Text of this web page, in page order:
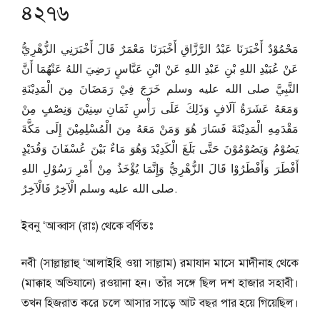
৪২৭৬
مَحْمُوْدٌ أَخْبَرَنَا عَبْدُ الرَّزَّاقِ أَخْبَرَنَا مَعْمَرٌ قَالَ أَخْبَرَنِي الزُّهْرِيُّ
عَنْ عُبَيْدِ اللهِ بْنِ عَبْدِ اللهِ عَنْ ابْنِ عَبَّاسٍ رَضِيَ اللهُ عَنْهُمَا أَنَّ
النَّبِيَّ صلى الله عليه وسلم خَرَجَ فِيْ رَمَضَانَ مِنَ الْمَدِيْنَةِ
وَمَعَهُ عَشَرَةُ آلَافٍ وَذَلِكَ عَلَى رَأْسِ ثَمَانِ سِنِيْنَ وَنِصْفٍ مِنْ
مَقْدَمِهِ الْمَدِيْنَةَ فَسَارَ هُوَ وَمَنْ مَعَهُ مِنَ الْمُسْلِمِيْنَ إِلَى مَكَّةَ
يَصُوْمُ وَيَصُوْمُوْنَ حَتَّى بَلَغَ الْكَدِيْدَ وَهُوَ مَاءٌ بَيْنَ عُسْفَانَ وَقُدَيْدٍ
أَفْطَرَ وَأَفْطَرُوْا قَالَ الزُّهْرِيُّ وَإِنَّمَا يُؤْخَذُ مِنْ أَمْرِ رَسُوْلِ اللهِ
صلى الله عليه وسلم الْآخِرُ فَالْآخِرُ.
ইবনু ‘আব্বাস (রাঃ) থেকে বর্ণিতঃ
নবী (সাল্লাল্লাহু ‘আলাইহি ওয়া সাল্লাম) রমাযান মাসে মাদীনাহ থেকে
(মাক্কাহ অভিযানে) রওয়ানা হন। তাঁর সঙ্গে ছিল দশ হাজার সহাবী।
তখন হিজরাত করে চলে আসার সাড়ে আট বছর পার হয়ে গিয়েছিল।